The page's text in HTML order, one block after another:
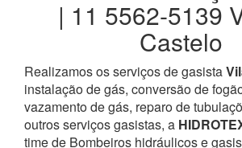
| 11 5562-5139
Castelo
Realizamos os serviços de gasista
instalação de gás, conversão de
vazamento de gás, reparo de
outros serviços gasistas, a
time de Bombeiros hidráulicos e